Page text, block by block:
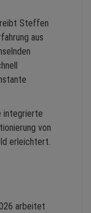
Steffen
aus
integrierte
von
erleichtert.
arbeitet